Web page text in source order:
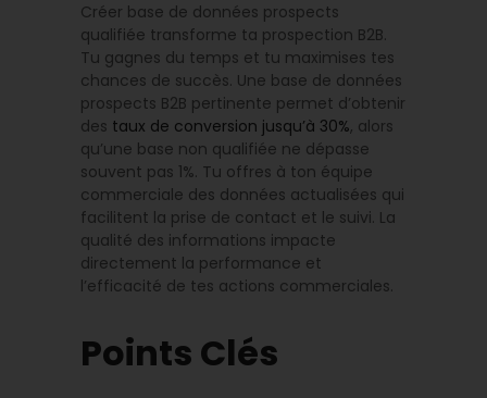
Créer base de données prospects
qualifiée transforme ta prospection B2B.
Tu gagnes du temps et tu maximises tes
chances de succès. Une base de données
prospects B2B pertinente permet d’obtenir
des taux de conversion jusqu’à 30%, alors
qu’une base non qualifiée ne dépasse
souvent pas 1%. Tu offres à ton équipe
commerciale des données actualisées qui
facilitent la prise de contact et le suivi. La
qualité des informations impacte
directement la performance et
l’efficacité de tes actions commerciales.
Points Clés